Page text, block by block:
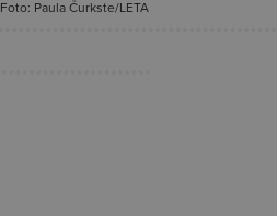
Foto: Paula Čurkste/LETA